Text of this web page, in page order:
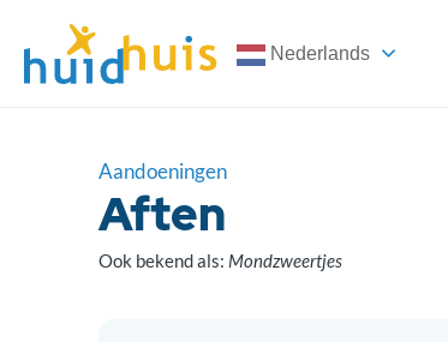
Nederlands
Aandoeningen
Aften
Ook bekend als: Mondzweertjes